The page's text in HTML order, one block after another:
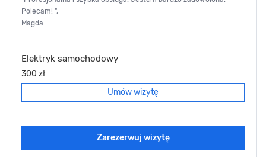
Polecam! ",
Magda
Elektryk samochodowy
300 zł
Umów wizytę
Zarezerwuj wizytę